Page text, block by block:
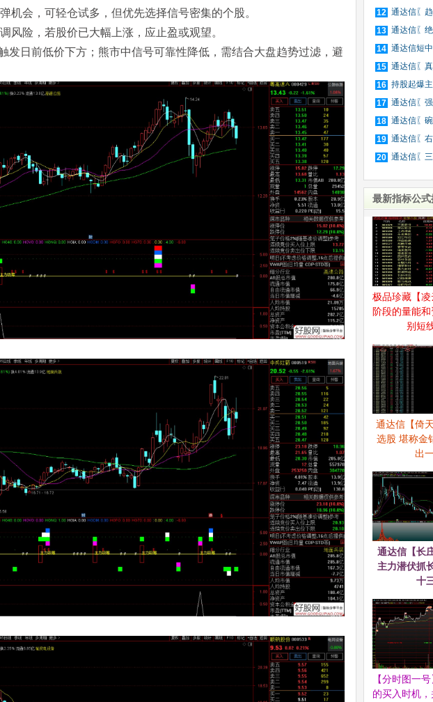
机会，可轻仓试多，但优先选择信号密集的个股。
风险，若股价已大幅上涨，应止盈或观望。
发日前低价下方；熊市中信号可靠性降低，需结合大盘趋势过滤，避
段
12 通达信〖
股
13 通达信〖
短
14 通达信短
不
15 通达信〖
股
16 持股起爆
+强多
17 通达信〖
股
18 通达信〖
选
19 通达信〖
主
20 通达信〖
最新指标公式
极品珍藏【
阶段的量能
别短
通达信【倚
选股 堪称金
出
通达信【长
主力潜伏抓
十
【分时图一
的买入时机